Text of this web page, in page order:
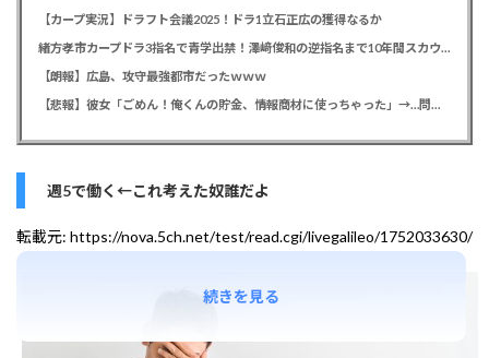
【カープ実況】ドラフト会議2025！ドラ1立石正広の獲得なるか
緒方孝市カープドラ3指名で青学出禁！澤﨑俊和の逆指名まで10年間スカウト出禁
【朗報】広島、攻守最強都市だったｗｗｗ
【悲報】彼女「ごめん！俺くんの貯金、情報商材に使っちゃった」→…問い詰めたらギャン泣きされたんだが俺が悪いのか？
週5で働く←これ考えた奴誰だよ
転載元: https://nova.5ch.net/test/read.cgi/livegalileo/1752033630/
続きを見る